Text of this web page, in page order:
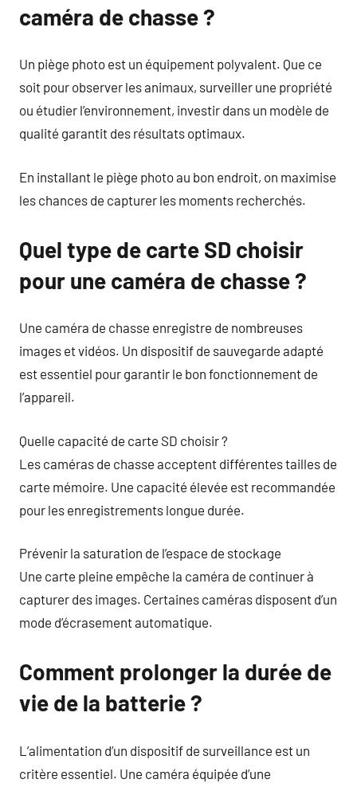
caméra de chasse ?
Un piège photo est un équipement polyvalent. Que ce
soit pour observer les animaux, surveiller une propriété
ou étudier l’environnement, investir dans un modèle de
qualité garantit des résultats optimaux.
En installant le piège photo au bon endroit, on maximise
les chances de capturer les moments recherchés.
Quel type de carte SD choisir
pour une caméra de chasse ?
Une caméra de chasse enregistre de nombreuses
images et vidéos. Un dispositif de sauvegarde adapté
est essentiel pour garantir le bon fonctionnement de
l’appareil.
Quelle capacité de carte SD choisir ?
Les caméras de chasse acceptent différentes tailles de
carte mémoire. Une capacité élevée est recommandée
pour les enregistrements longue durée.
Prévenir la saturation de l’espace de stockage
Une carte pleine empêche la caméra de continuer à
capturer des images. Certaines caméras disposent d’un
mode d’écrasement automatique.
Comment prolonger la durée de
vie de la batterie ?
L’alimentation d’un dispositif de surveillance est un
critère essentiel. Une caméra équipée d’une